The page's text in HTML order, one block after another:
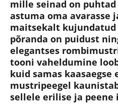
mille seinad on puhtad
astuma oma avarasse
maitsekalt kujundatud
põranda on puidust
elegantses
tooni vaheldumine
kuid samas kaasaegse
mustripeegel
sellele erilise ja peene